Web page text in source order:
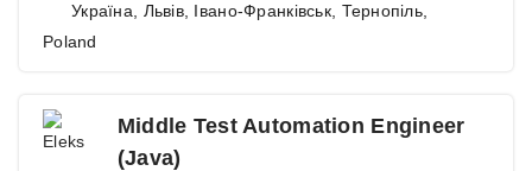
Україна, Львів, Івано-Франківськ, Тернопіль,
Poland
Middle Test Automation Engineer
(Java)